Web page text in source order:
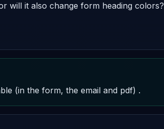
will it also change form heading colors?
(in the form, the email and pdf) .